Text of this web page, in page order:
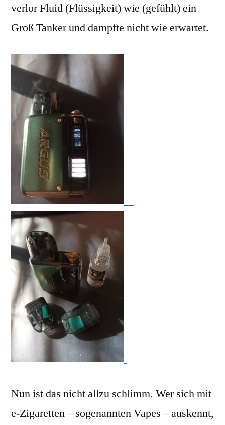
verlor Fluid (Flüssigkeit) wie (gefühlt) ein
Groß Tanker und dampfte nicht wie erwartet.
Nun ist das nicht allzu schlimm. Wer sich mit
e-Zigaretten – sogenannten Vapes – auskennt,